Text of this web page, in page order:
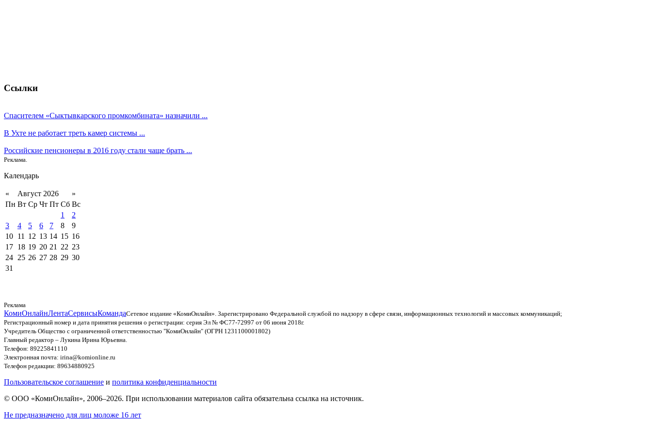
Ссылки
Спасителем «Сыктывкарского промкомбината» назначили ...
В Ухте не работает треть камер системы ...
Российские пенсионеры в 2016 году стали чаще брать ...
Реклама.
Календарь
« Август 2026
»
Пн Вт Ср Чт Пт Сб Вс
1
2
3
4 5 6 7 8
9
10 11 12 13 14 15 16
17 18 19 20 21 22 23
24 25 26 27 28 29 30
31
Реклама
КомиОнлайнЛентаСервисыКомандаСетевое издание «КомиОнлайн». Зарегистрировано Федеральной службой по надзору в сфере связи, информационных технологий и массовых коммуникаций;
Регистрационный номер и дата принятия решения о регистрации: серия Эл № ФС77-72997 от 06 июня 2018г.
Учредитель Общество с ограниченной ответственностью "КомиОнлайн" (ОГРН 1231100001802)
Главный редактор – Лукина Ирина Юрьевна.
Телефон: 89225841110
Электронная почта: irina@komionline.ru
Телефон редакции: 89634880925
Пользовательское соглашение и политика конфиденциальности
© ООО «КомиОнлайн», 2006–2026. При использовании материалов сайта обязательна ссылка на источник.
Не предназначено для лиц моложе 16 лет